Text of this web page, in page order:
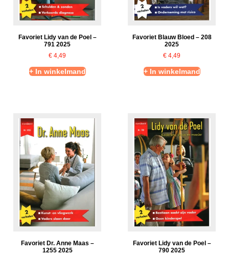
Favoriet Lidy van de Poel –
791 2025
€ 4,49
+ In winkelmand
Favoriet Blauw Bloed – 208
2025
€ 4,49
+ In winkelmand
Favoriet Dr. Anne Maas –
1255 2025
Favoriet Lidy van de Poel –
790 2025